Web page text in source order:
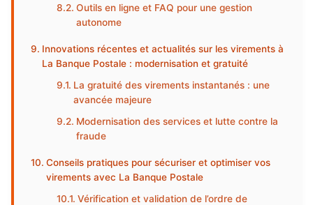
Outils en ligne et FAQ pour une gestion
autonome
Innovations récentes et actualités sur les virements à
La Banque Postale : modernisation et gratuité
La gratuité des virements instantanés : une
avancée majeure
Modernisation des services et lutte contre la
fraude
Conseils pratiques pour sécuriser et optimiser vos
virements avec La Banque Postale
Vérification et validation de l’ordre de